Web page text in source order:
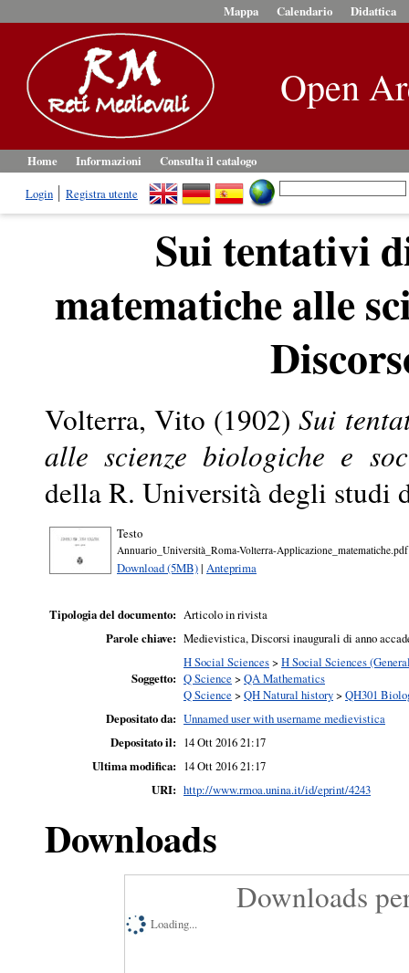
Mappa Calendario Didattica
Open
Home Informazioni
Consulta il catalogo
Login
Registra utente
Sui tentativi
matematiche alle
Volterra, Vito (1902)Sui
alle scienze biologiche e
della R. Università degli studi
Testo
Annuario_Università_Roma-Volterra-Applicazione_matematiche.pdf
Download (5MB)| Anteprima
Tipologia del documento: Articolo in rivista
Parole chiave: Medievistica, Discorsi inaugurali di anno
Soggetto:
H Social Sciences> H Social Sciences
Q Science > QA Mathematics
Q Science > QH Natural history> QH301
Depositato da: Unnamed user with username medievistica
Depositato il: 14 Ott 2016 21:17
Ultima modifica: 14 Ott 2016 21:17
URI: http://www.rmoa.unina.it/id/eprint/4243
Downloads
Downloads
Loading...